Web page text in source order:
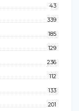
43
339
185
129
236
112
133
201